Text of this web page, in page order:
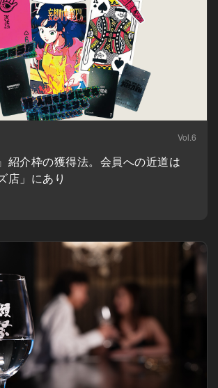
Vol.6
紹介枠の獲得法。会員への近道は
店」にあり